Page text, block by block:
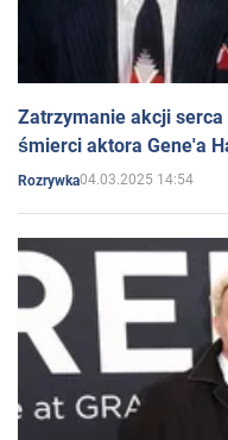
Zatrzymanie akcji
śmierci aktora Gene'a
Rozrywka04.03.2025 14:54